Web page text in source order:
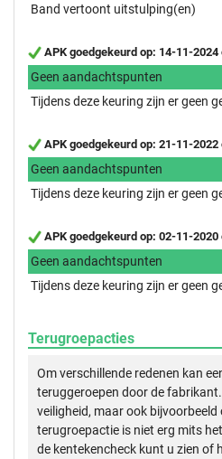
Band vertoont uitstulping(en)
APK goedgekeurd op: 14-11-2024
Geen aandachtspunten
Tijdens deze keuring zijn er geen
APK goedgekeurd op: 21-11-2022
Geen aandachtspunten
Tijdens deze keuring zijn er geen
APK goedgekeurd op: 02-11-2020
Geen aandachtspunten
Tijdens deze keuring zijn er geen
Terugroepacties
Om verschillende redenen kan
teruggeroepen door de
veiligheid, maar ook
terugroepactie is niet erg mits
de kentekencheck kunt u zien of